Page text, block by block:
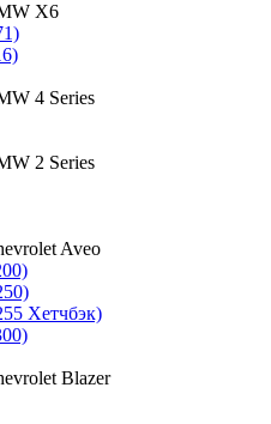
X6
4 Series
2 Series
Aveo
Хетчбэк)
Blazer